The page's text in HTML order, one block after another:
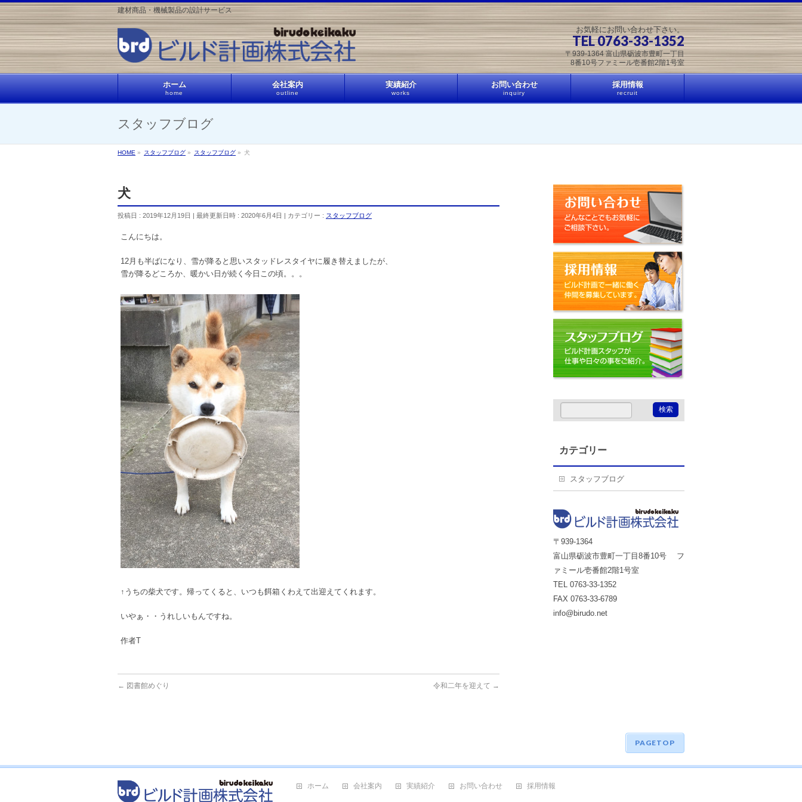
建材商品・機械製品の設計サービス
お気軽にお問い合わせ下さい。
TEL 0763-33-1352
〒939-1364 富山県砺波市豊町一丁目
8番10号ファミール壱番館2階1号室
ホーム
home
会社案内
outline
実績紹介
works
お問い合わせ
inquiry
採用情報
recruit
スタッフブログ
HOME » スタッフブログ » スタッフブログ » 犬
犬
投稿日 : 2019年12月19日 最終更新日時 : 2020年6月4日 カテゴリー : スタッフブログ
こんにちは。
12月も半ばになり、雪が降ると思いスタッドレスタイヤに履き替えましたが、
雪が降るどころか、暖かい日が続く今日この頃。。。
↑うちの柴犬です。帰ってくると、いつも餌箱くわえて出迎えてくれます。
いやぁ・・うれしいもんですね。
作者T
← 図書館めぐり 令和二年を迎えて →
カテゴリー
スタッフブログ
〒939-1364
富山県砺波市豊町一丁目8番10号 フ
ァミール壱番館2階1号室
TEL 0763-33-1352
FAX 0763-33-6789
info@birudo.net
PAGETOP
ホーム 会社案内 実績紹介 お問い合わせ 採用情報